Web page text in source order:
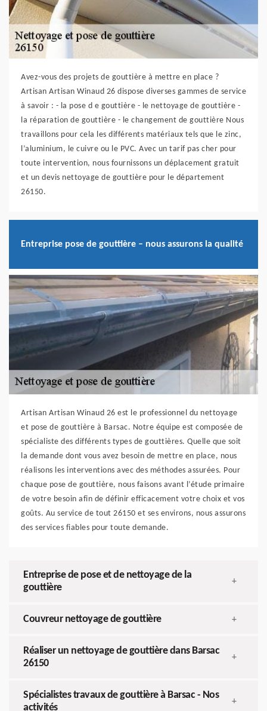
Avez-vous des projets de gouttière à mettre en place ?
Artisan Artisan Winaud 26 dispose diverses gammes de service
à savoir : - la pose d e gouttière - le nettoyage de gouttière -
la réparation de gouttière - le changement de gouttière Nous
travaillons pour cela les différents matériaux tels que le zinc,
l’aluminium, le cuivre ou le PVC. Avec un tarif pas cher pour
toute intervention, nous fournissons un déplacement gratuit
et un devis nettoyage de gouttière pour le département
26150.
Entreprise pose de gouttière – nous assurons la qualité
Artisan Artisan Winaud 26 est le professionnel du nettoyage
et pose de gouttière à Barsac. Notre équipe est composée de
spécialiste des différents types de gouttières. Quelle que soit
la demande dont vous avez besoin de mettre en place, nous
réalisons les interventions avec des méthodes assurées. Pour
chaque pose de gouttière, nous faisons avant l’étude primaire
de votre besoin afin de définir efficacement votre choix et vos
goûts. Au service de tout 26150 et ses environs, nous assurons
des services fiables pour toute demande.
Entreprise de pose et de nettoyage de la
gouttière
+
Couvreur nettoyage de gouttière +
Réaliser un nettoyage de gouttière dans Barsac
26150
+
Spécialistes travaux de gouttière à Barsac - Nos
activités
+